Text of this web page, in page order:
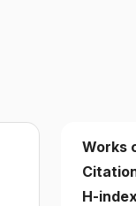
Works
H-